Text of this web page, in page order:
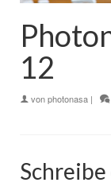
12
vonphotonasa |